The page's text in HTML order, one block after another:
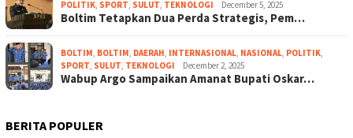
POLITIK, SPORT, SULUT, TEKNOLOGI December 5, 2025
Boltim Tetapkan Dua Perda Strategis, Pem…
BOLTIM, BOLTIM, DAERAH, INTERNASIONAL, NASIONAL, POLITIK,
SPORT, SULUT, TEKNOLOGI December 2, 2025
Wabup Argo Sampaikan Amanat Bupati Oskar…
BERITA POPULER